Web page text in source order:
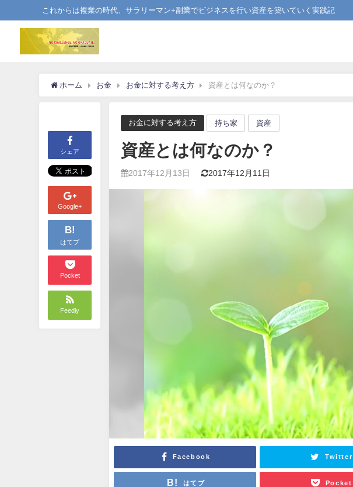
これからは複業の時代、サラリーマン+副業でビジネスを行い資産を築いていく実践記
ホーム お金 お金に対する考え方 資産とは何なのか？
シェア
Google+
B!
はてブ
Pocket
Feedly
お金に対する考え方 持ち家 資産
資産とは何なのか？
2017年12月13日 2017年12月11日
Facebook Twitter
はてブ Pocket